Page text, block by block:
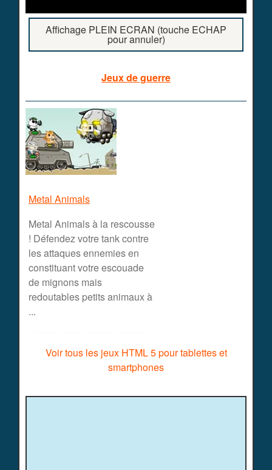
Affichage PLEIN ECRAN (touche ECHAP
pour annuler)
Jeux de guerre
Metal Animals
Metal Animals à la rescousse
! Défendez votre tank contre
les attaques ennemies en
constituant votre escouade
de mignons mais
redoutables petits animaux à
...
Voir tous les jeux HTML 5 pour tablettes et
smartphones